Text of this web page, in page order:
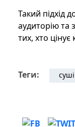
Такий підхід
аудиторію
тих, хто
Теги: суші